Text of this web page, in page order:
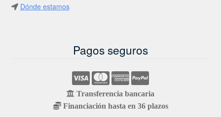
Dónde estamos
Pagos seguros
Transferencia bancaria
Financiación hasta en 36 plazos